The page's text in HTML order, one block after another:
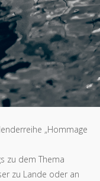
„Hommage
zu dem Thema
zu Lande oder an